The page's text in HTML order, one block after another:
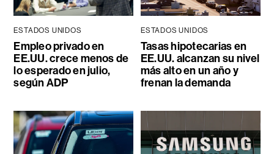
ESTADOS UNIDOS
Empleo privado en
EE.UU. crece menos de
lo esperado en julio,
según ADP
ESTADOS UNIDOS
Tasas hipotecarias en
EE.UU. alcanzan su nivel
más alto en un año y
frenan la demanda